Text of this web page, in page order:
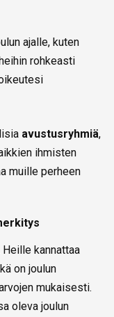
ajalle, kuten
rohkeasti
avustusryhmiä,
ihmisten
muille perheen
kannattaa
on joulun
mukaisesti.
oleva joulun